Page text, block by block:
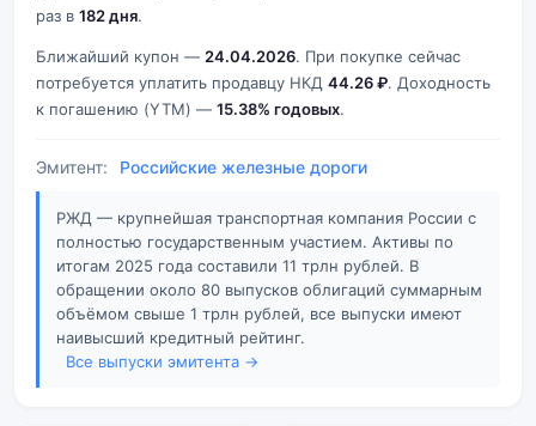
раз в 182 дня.
Ближайший купон — 24.04.2026. При покупке сейчас
потребуется уплатить продавцу НКД 44.26 ₽. Доходность
к погашению (YTM) — 15.38% годовых.
Эмитент: Российские железные дороги
РЖД — крупнейшая транспортная компания России с
полностью государственным участием. Активы по
итогам 2025 года составили 11 трлн рублей. В
обращении около 80 выпусков облигаций суммарным
объёмом свыше 1 трлн рублей, все выпуски имеют
наивысший кредитный рейтинг.
Все выпуски эмитента →